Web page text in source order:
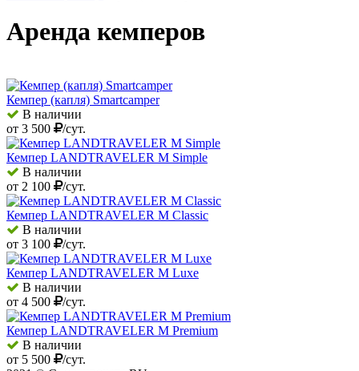
Аренда кемперов
Кемпер (капля) Smartcamper
В наличии
от 3 500 /сут.
Кемпер LANDTRAVELER M Simple
В наличии
от 2 100 /сут.
Кемпер LANDTRAVELER M Classic
В наличии
от 3 100 /сут.
Кемпер LANDTRAVELER M Luxe
В наличии
от 4 500 /сут.
Кемпер LANDTRAVELER M Premium
В наличии
от 5 500
/сут.